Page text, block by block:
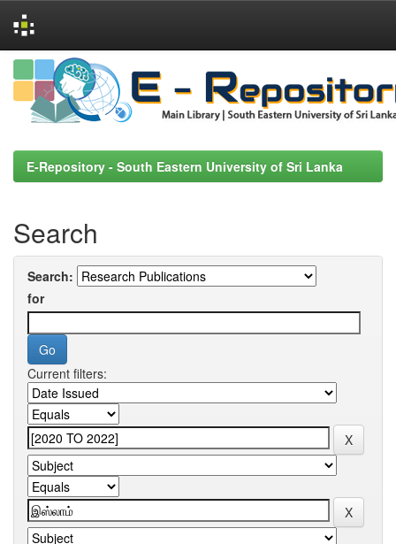
Skip
navigation
E-Repository - South Eastern University of Sri Lanka
Search
Search:
for
Current filters: